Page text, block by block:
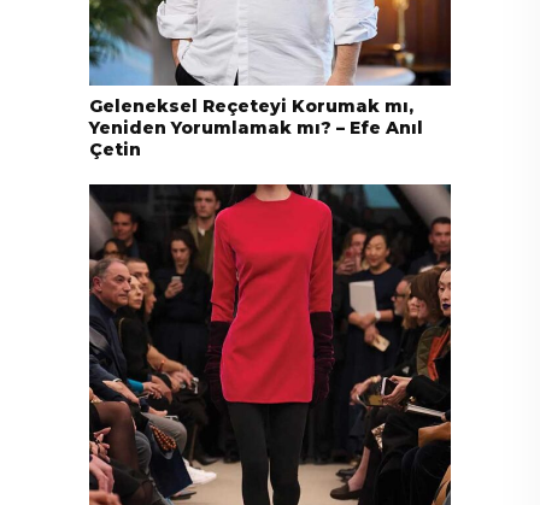
Geleneksel Reçeteyi Korumak mı,
Yeniden Yorumlamak mı? – Efe Anıl
Çetin